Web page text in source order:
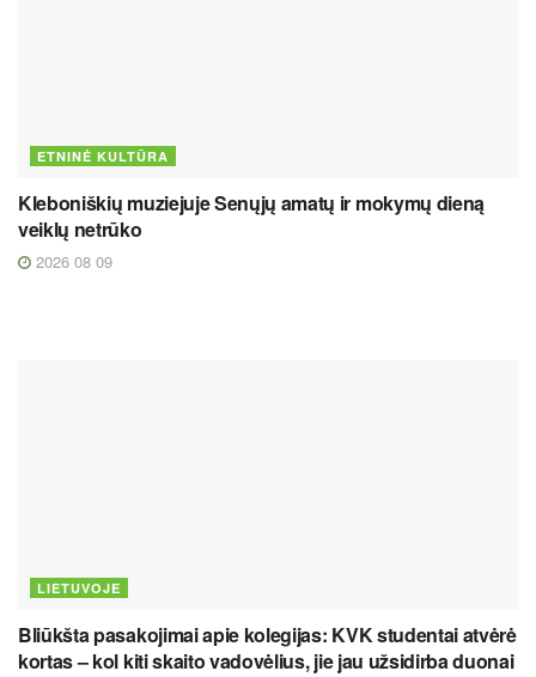
ETNINĖ KULTŪRA
Kleboniškių muziejuje Senųjų amatų ir mokymų dieną
veiklų netrūko
2026 08 09
LIETUVOJE
Bliūkšta pasakojimai apie kolegijas: KVK studentai atvėrė
kortas – kol kiti skaito vadovėlius, jie jau užsidirba duonai